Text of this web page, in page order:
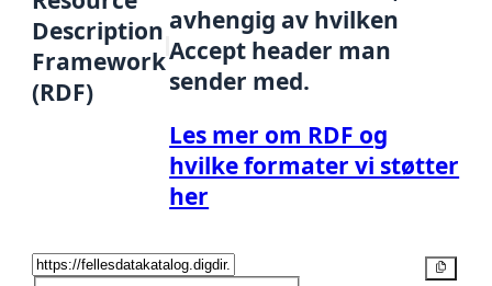
Description
Framework
(RDF)
avhengig av hvilken
Accept header man
sender med.
Les mer om RDF og
hvilke formater vi støtter
her